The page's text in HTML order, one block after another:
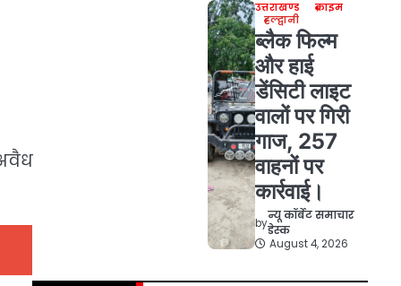
उत्तराखण्ड
क्राइम
हल्द्वानी
ब्लैक फिल्म
और हाई
डेंसिटी लाइट
वालों पर गिरी
गाज, 257
वाहनों पर
कार्रवाई।
by
न्यू कॉर्बेट समाचार
डेस्क
August 4, 2026